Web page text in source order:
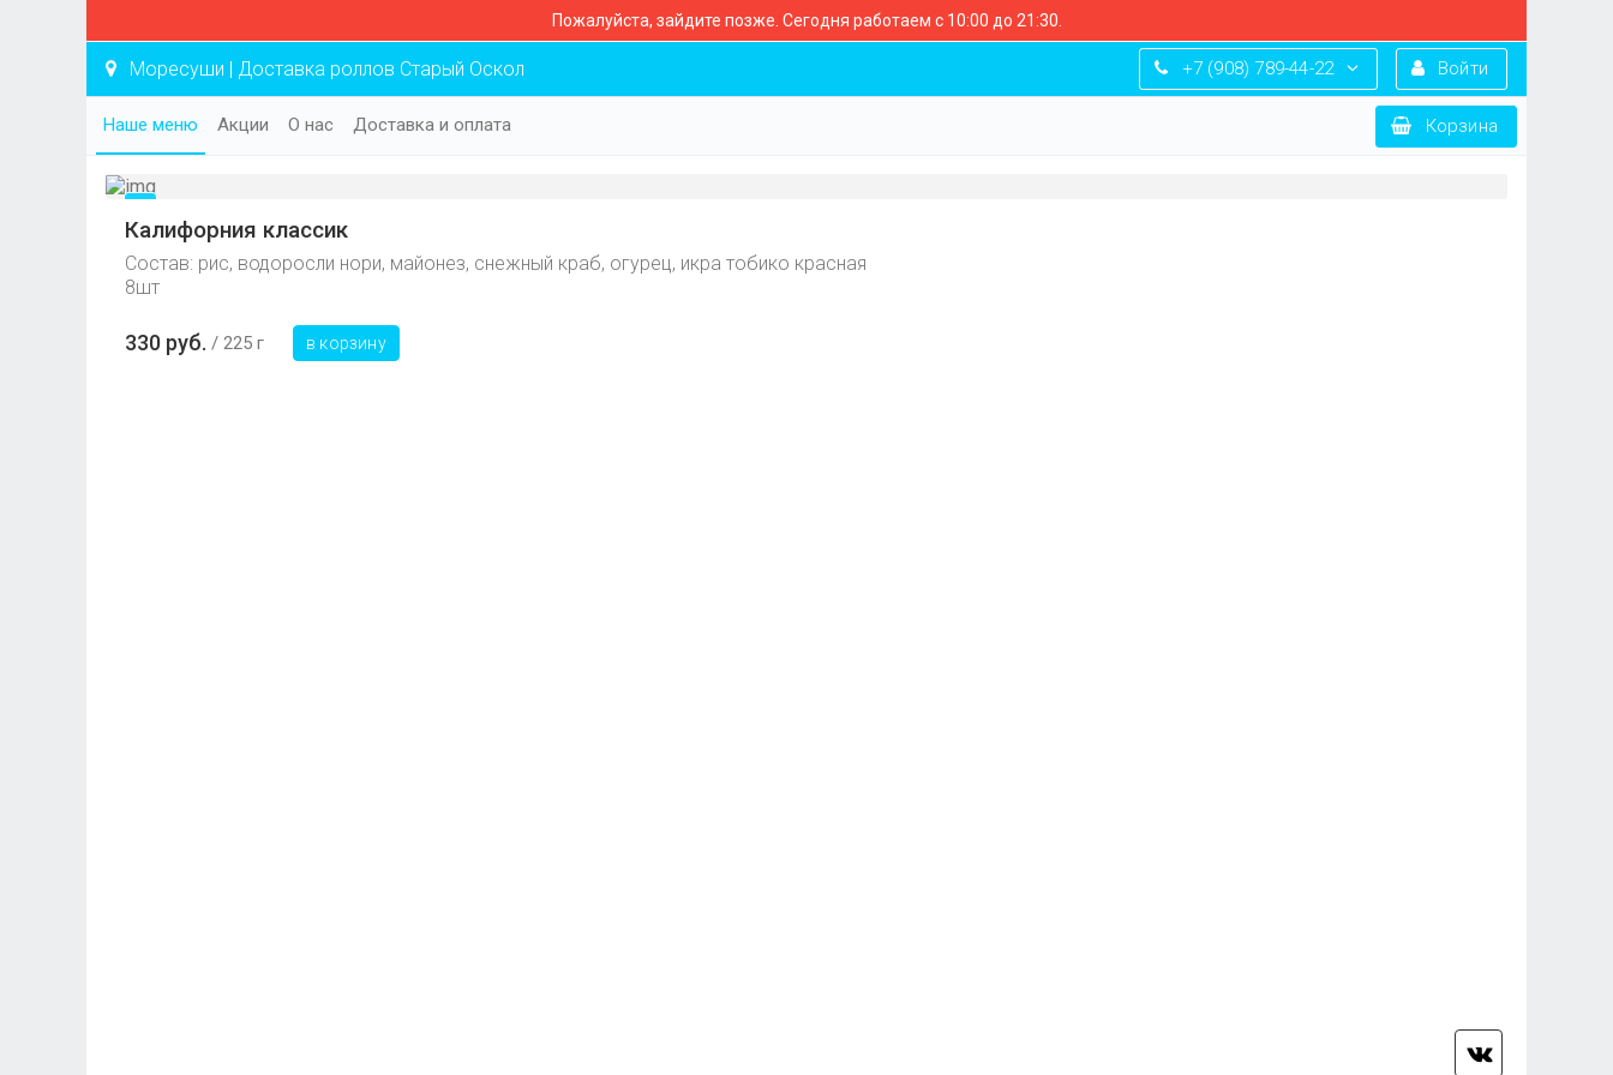
Пожалуйста, зайдите позже. Сегодня работаем с 10:00 до 21:30.
Войти
+7 (908) 789-44-22
Моресуши | Доставка роллов Старый Оскол
Корзина
Наше меню Акции О нас Доставка и оплата
Калифорния классик
Состав: рис, водоросли нори, майонез, снежный краб, огурец, икра тобико красная
8шт
330 руб. 225 г в корзину